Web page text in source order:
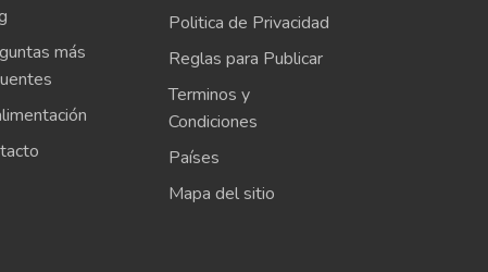
más
Politica de Privacidad
Reglas para Publicar
Terminos y
Condiciones
Países
Mapa del sitio